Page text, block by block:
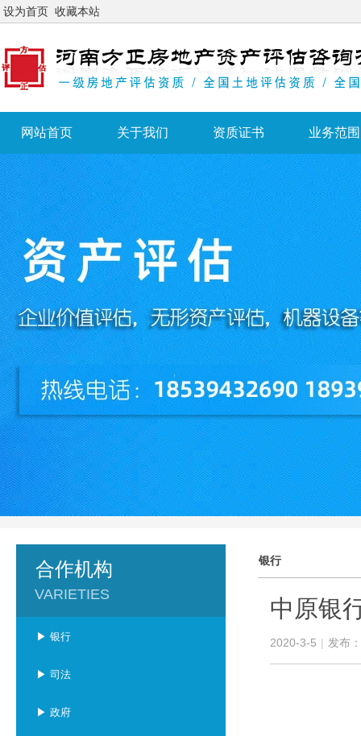
设为首页 收藏本站
网站首页 关于我们 资质证书 业务范围
银行
中原银
2020-3-5 | 发布：
合作机构
VARIETIES
▶ 银行
▶ 司法
▶ 政府